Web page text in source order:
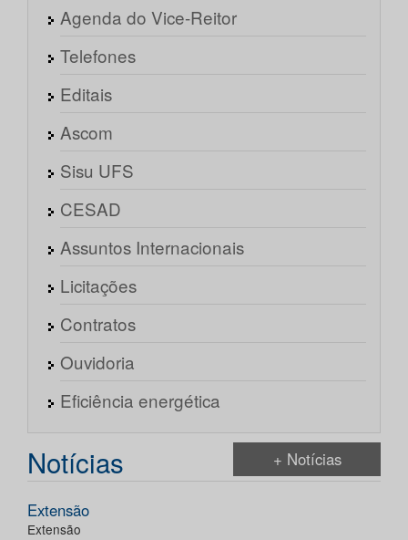
Agenda do Vice-Reitor
Telefones
Editais
Ascom
Sisu UFS
CESAD
Assuntos Internacionais
Licitações
Contratos
Ouvidoria
Eficiência energética
Notícias + Notícias
Extensão
Extensão